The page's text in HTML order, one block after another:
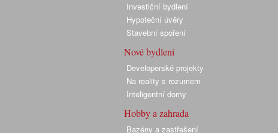
Investiční bydlení
Hypoteční úvěry
Stavební spoření
Nové bydlení
Developerské projekty
Na reality s rozumem
Inteligentní domy
Hobby a zahrada
Bazény a zastřešení